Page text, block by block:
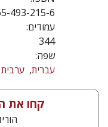
493-215-6
עמודים:
344
שפה:
עברית ערבית
קחו את